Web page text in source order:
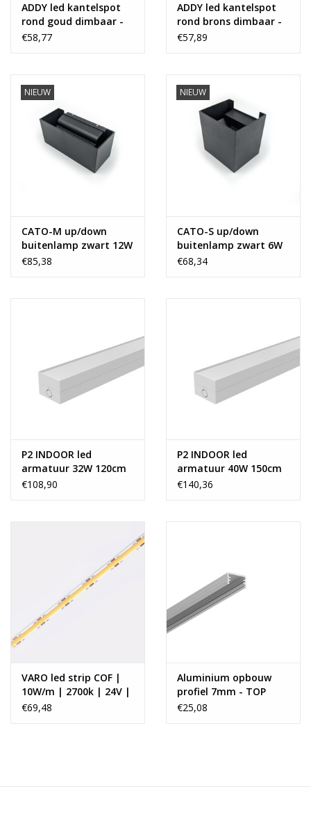
ADDY led kantelspot
rond goud dimbaar -
Pro reflector
€58,77
ADDY led kantelspot
rond brons dimbaar -
Pro reflector
€57,89
NIEUW
CATO-M up/down
buitenlamp zwart 12W
3000k
€85,38
NIEUW
CATO-S up/down
buitenlamp zwart 6W
3000k
€68,34
P2 INDOOR led
armatuur 32W 120cm
€108,90
P2 INDOOR led
armatuur 40W 150cm
€140,36
VARO led strip COF |
10W/m | 2700k | 24V |
5m | 8mm
€69,48
Aluminium opbouw
profiel 7mm - TOP
€25,08